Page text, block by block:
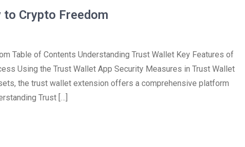
Crypto Freedom
Table of Contents Understanding Trust Wallet Key Features of
Using the Trust Wallet App Security Measures in Trust Wallet
the trust wallet extension offers a comprehensive platform
Trust […]